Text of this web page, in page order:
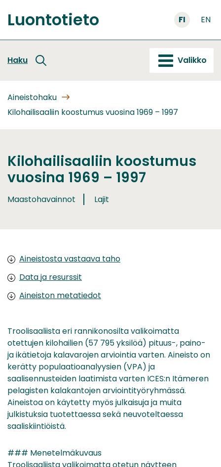
sisältöön
Etusivu
Luontotieto FI EN
Haku Valikko
Aineistohaku
Kilohailisaaliin koostumus vuosina 1969 – 1997
Kilohailisaaliin koostumus
vuosina 1969 – 1997
Maastohavainnot Lajit
Aineistosta vastaava taho
Data ja resurssit
Aineiston metatiedot
Troolisaaliista eri rannikonosilta valikoimatta
otettujen kilohailien (57 795 yksilöä) pituus-, paino-
ja ikätietoja kalavarojen arviointia varten. Aineisto on
kerätty populaatioanalyysien (VPA) ja
saalisennusteiden laatimista varten ICES:n Itämeren
pelagisten kalakantojen arviointityöryhmässä.
Aineistoa on käytetty myös julkaisuja ja muita
julkistuksia tuotettaessa sekä neuvoteltaessa
saaliskiintiöistä.
### Menetelmäkuvaus
Troolisaaliista valikoimatta otetun näytteen